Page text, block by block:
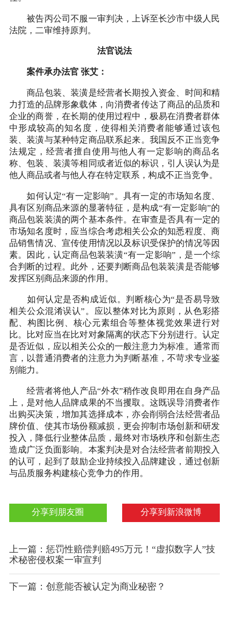
被告丙公司不服一审判决，上诉至长沙市中级人民
法院，二审维持原判。
法官说法
案件承办法官 张艾：
商品包装、装潢是经营者长期投入资金、时间和精
力打造的品牌形象载体，向消费者传达了商品的品质和
企业的商誉，在长期的使用过程中，极易在消费者群体
中形成较高的知名度，使得相关消费者能够通过该包
装、装潢与某种特定商品联系起来。我国反不正当竞争
法规定，经营者擅自使用与他人有一定影响的商品名
称、包装、装潢等相同或者近似的标识，引人误认为是
他人商品或者与他人存在特定联系，构成不正当竞争。
如何认定“有一定影响”。具有一定的市场知名度、
具有区别商品来源的显著特征，是构成“有一定影响”的
商品包装装潢的两个基本条件。在审查是否具有一定的
市场知名度时，应当综合考虑相关公众的知悉程度、商
品销售情况、宣传使用情况以及标识受保护的情况等因
素。因此，认定商品包装装潢“有一定影响”，是一个综
合判断的过程。此外，还要判断商品包装装潢是否能够
发挥区别商品来源的作用。
如何认定是否构成近似。判断核心为“是否易导致
相关公众混淆误认”。应以整体对比为原则，从色彩搭
配、构图比例、核心元素组合等整体视觉效果进行对
比。比对应当在比对对象隔离的状态下分别进行。认定
是否近似，应以相关公众的一般注意力为标准。通常而
言，以普通消费者的注意力为判断基准，不苛求专业鉴
别能力。
经营者将他人产品“外衣”稍作改良即用在自身产品
上，是对他人品牌成果的不当攫取。这既误导消费者作
出购买决策，增加其选择成本，亦会削弱合法经营者品
牌价值、使其市场份额减损，更会抑制市场创新和研发
投入，降低行业整体品质，最终对市场秩序和创新生态
造成广泛负面影响。本案判决是对合法经营者前期投入
的认可，起到了鼓励企业持续投入品牌建设，通过创新
与品质服务构建核心竞争力的作用。
分享到新浪微博
分享到朋友圈
上一篇：惩罚性赔偿判赔495万元！“虚拟数字人”技
术秘密侵权案一审宣判
下一篇：创意能否被认定为商业秘密？